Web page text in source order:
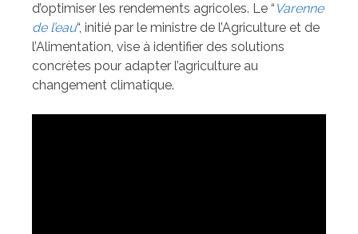
d’optimiser les rendements agricoles. Le “ Varenne
de l’eau“, initié par le ministre de l’Agriculture et de
l’Alimentation, vise à identifier des solutions
concrètes pour adapter l’agriculture au
changement climatique.